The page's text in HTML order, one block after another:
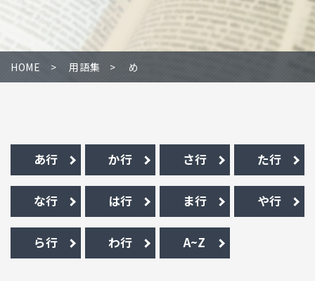
HOME 用語集 め
あ行 か行 さ行 た行
な行 は行 ま行 や行
ら行 わ行 A~Z